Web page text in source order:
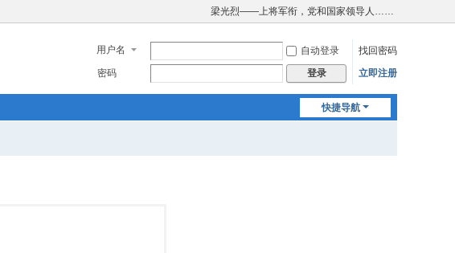
梁光烈——上将军衔，党和国家领导人……
用户名 自动登录
找回密码
密码
登录 立即注册
快捷导航